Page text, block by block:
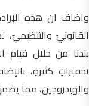
واضاف ان هذه
القانونيّ
بلدنا من خلال قيام
تحفيزاتٍ كثيرةٍ،
والهيدروجين، مما